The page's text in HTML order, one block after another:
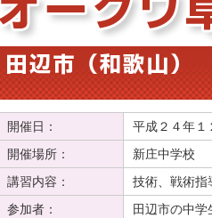
開催日：
平成２４年１
開催場所：
新庄中学校
講習内容：
技術、戦術指
参加者：
田辺市の中